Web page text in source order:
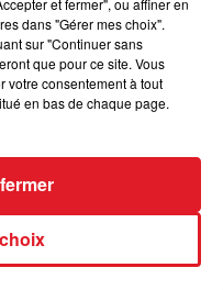
HOMICIDE
APRÈS LA...
le logement servait
et fermer", ou affiner en
dans "Gérer mes choix".
sur "Continuer sans
que pour ce site. Vous
votre consentement à tout
en bas de chaque page.